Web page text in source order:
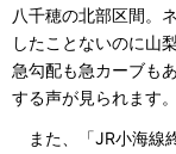
八千穂の北部区間。
したことないのに山
急勾配も急カーブも
する声が見られます。
また、「JR小海線